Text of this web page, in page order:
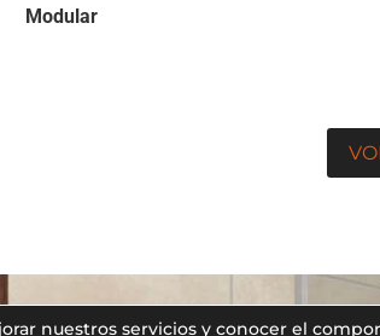
Modular
nuestros servicios y conocer el